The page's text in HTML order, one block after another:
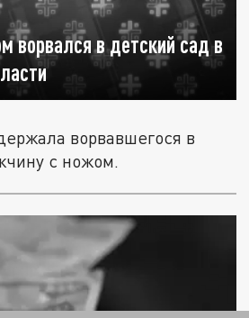
ворвался в детский сад в
ворвавшегося в
с ножом.